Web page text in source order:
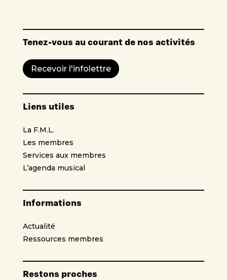
Tenez-vous au courant de nos activités
Recevoir l'infolettre
Liens utiles
La F.M.L.
Les membres
Services aux membres
L’agenda musical
Informations
Actualité
Ressources membres
Restons proches